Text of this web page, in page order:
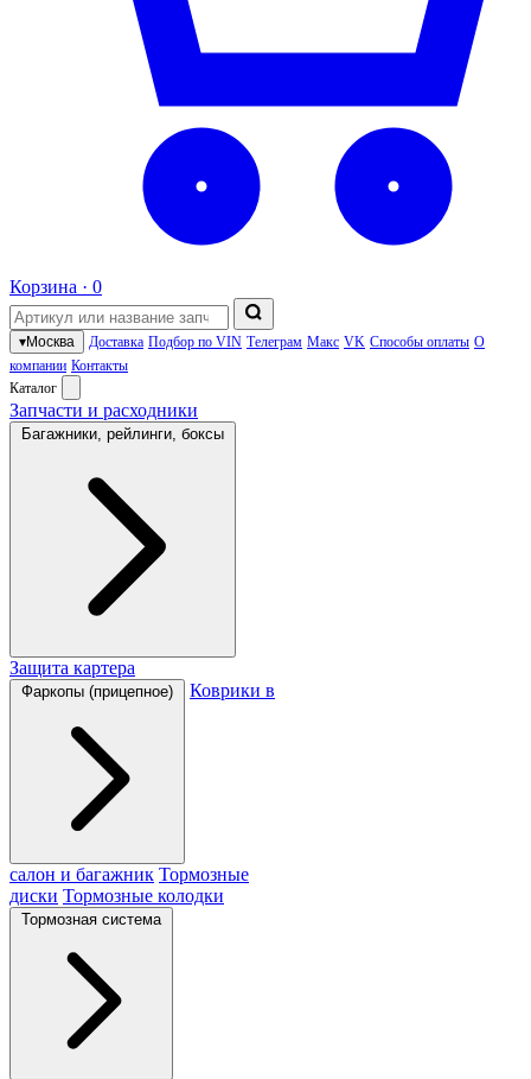
Корзина · 0
▾Москва Доставка Подбор по VIN Телеграм Макс VK Способы оплаты О
компании Контакты
Каталог
Запчасти и расходники
Багажники, рейлинги, боксы
Защита картера
Фаркопы (прицепное) Коврики в
салон и багажник Тормозные
диски Тормозные колодки
Тормозная система